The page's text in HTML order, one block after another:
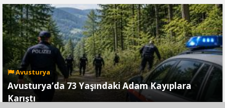
Avusturya
Avusturya’da 73 Yaşındaki Adam Kayıplara
Karıştı